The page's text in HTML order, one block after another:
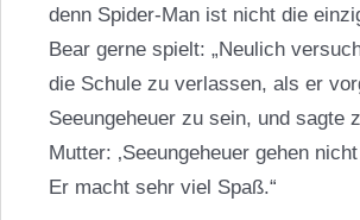
denn Spider-Man ist nicht die
Bear gerne spielt: „Neulich
die Schule zu verlassen, als er
Seeungeheuer zu sein, und sagte
Mutter: ‚Seeungeheuer gehen
Er macht sehr viel Spaß.“